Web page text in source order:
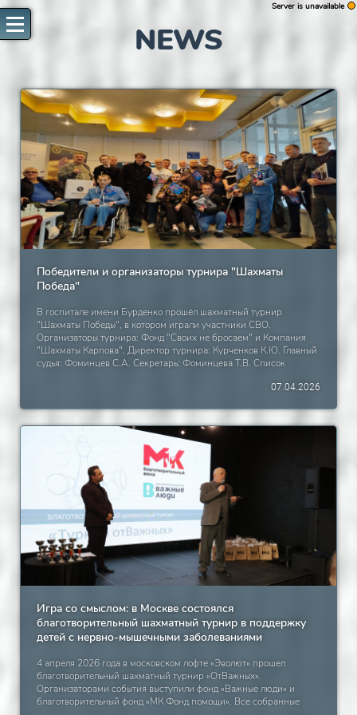
Authorization fail
Reload page
Retry to authorize
Server is unavailable
NEWS
Победители и организаторы турнира "Шахматы
Победа"
В госпитале имени Бурденко прошёл шахматный турнир
"Шахматы Победы", в котором играли участники СВО.
Организаторы турнира: Фонд "Своих не бросаем" и Компания
"Шахматы Карпова". Директор турнира: Курченков К.Ю. Главный
судья: Фоминцев С.А. Секретарь: Фоминцева Т.В. Список
Лаврентьев 11. Борис Алексеев 12. Олег Кумище
07.04.2026
Игра со смыслом: в Москве состоялся
благотворительный шахматный турнир в поддержку
детей с нервно-мышечными заболеваниями
4 апреля 2026 года в московском лофте «Эволют» прошел
благотворительный шахматный турнир «ОтВажных».
Организаторами события выступили фонд «Важные люди» и
благотворительный фонд «МК Фонд помощи». Все собранные